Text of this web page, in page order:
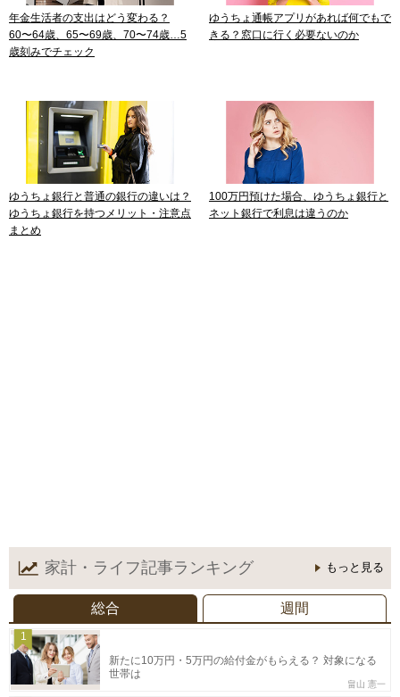
年金生活者の支出はどう変わる？
60〜64歳、65〜69歳、70〜74歳…5
歳刻みでチェック
ゆうちょ通帳アプリがあれば何でもで
きる？窓口に行く必要ないのか
ゆうちょ銀行と普通の銀行の違いは？
ゆうちょ銀行を持つメリット・注意点
まとめ
100万円預けた場合、ゆうちょ銀行と
ネット銀行で利息は違うのか
家計・ライフ記事ランキング もっと見る
総合 週間
1
新たに10万円・5万円の給付金がもらえる？ 対象になる
世帯は
畠山 憲一